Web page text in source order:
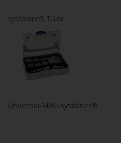
systainer® T-Loc
Universal-MINI-systainer®